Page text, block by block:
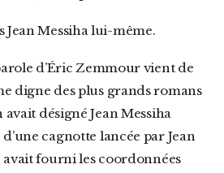
Jean Messiha lui-même.
digne des plus grands romans
désigné Jean Messiha
cagnotte lancée par Jean
avait fourni les coordonnées